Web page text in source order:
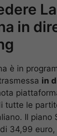
in
è in
in
tutte le
Il piano
34,99 euro,